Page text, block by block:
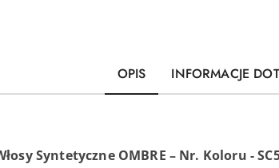
OPIS INFORMACJE
Syntetyczne OMBRE – Nr. Koloru -